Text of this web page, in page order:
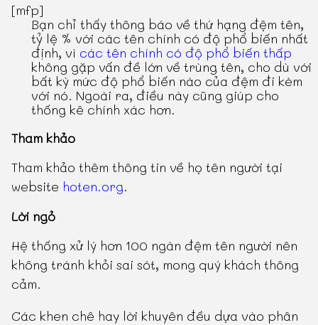
[mfp]
Bạn chỉ thấy thông báo về thứ hạng đệm tên,
tỷ lệ % với các tên chính có độ phổ biến nhất
định, vì các tên chính có độ phổ biến thấp
không gặp vấn đề lớn về trùng tên, cho dù với
bất kỳ mức độ phổ biến nào của đệm đi kèm
với nó. Ngoài ra, điều này cũng giúp cho
thống kê chính xác hơn.
Tham khảo
Tham khảo thêm thông tin về họ tên người tại
website hoten.org.
Lời ngỏ
Hệ thống xử lý hơn 100 ngàn đệm tên người nên
không tránh khỏi sai sót, mong quý khách thông
cảm.
Các khen chê hay lời khuyên đều dựa vào phân